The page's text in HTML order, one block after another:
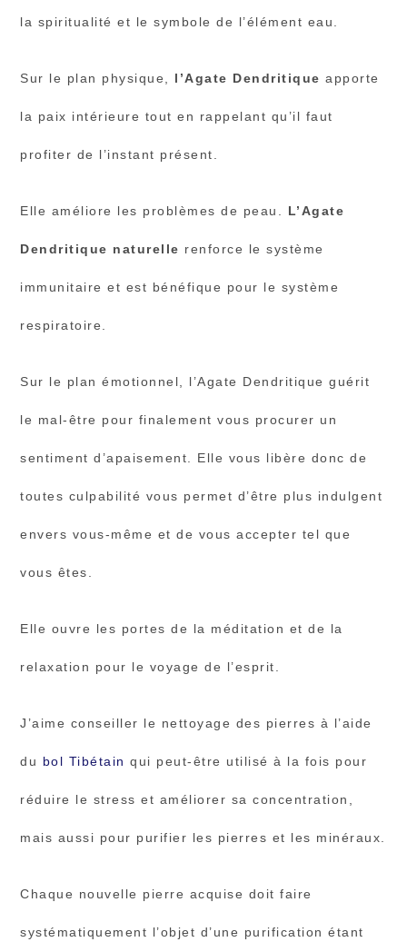
la spiritualité et le symbole de l’élément eau.
Sur le plan physique, l’Agate Dendritique apporte
la paix intérieure tout en rappelant qu’il faut
profiter de l’instant présent.
Elle améliore les problèmes de peau. L’Agate
Dendritique naturelle renforce le système
immunitaire et est bénéfique pour le système
respiratoire.
Sur le plan émotionnel, l’Agate Dendritique guérit
le mal-être pour finalement vous procurer un
sentiment d’apaisement. Elle vous libère donc de
toutes culpabilité vous permet d’être plus indulgent
envers vous-même et de vous accepter tel que
vous êtes.
Elle ouvre les portes de la méditation et de la
relaxation pour le voyage de l’esprit.
J’aime conseiller le nettoyage des pierres à l’aide
du bol Tibétain qui peut-être utilisé à la fois pour
réduire le stress et améliorer sa concentration,
mais aussi pour purifier les pierres et les minéraux.
Chaque nouvelle pierre acquise doit faire
systématiquement l’objet d’une purification étant